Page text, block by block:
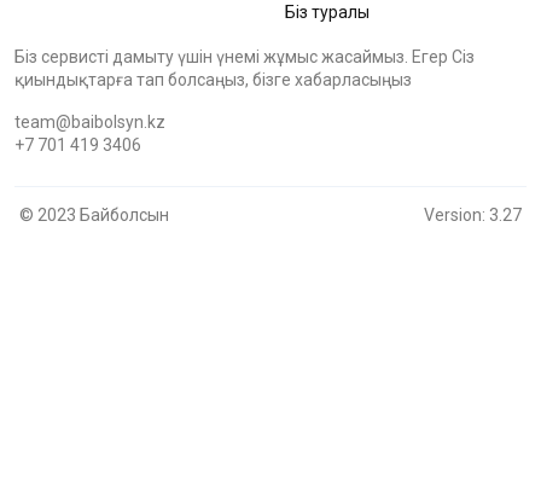
Біз туралы
Біз сервисті дамыту үшін үнемі жұмыс жасаймыз. Егер Сіз
қиындықтарға тап болсаңыз, бізге хабарласыңыз
team@baibolsyn.kz
+7 701 419 3406
© 2023 Байболсын Version: 3.27